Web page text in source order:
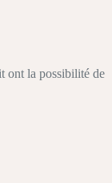
ont la possibilité de